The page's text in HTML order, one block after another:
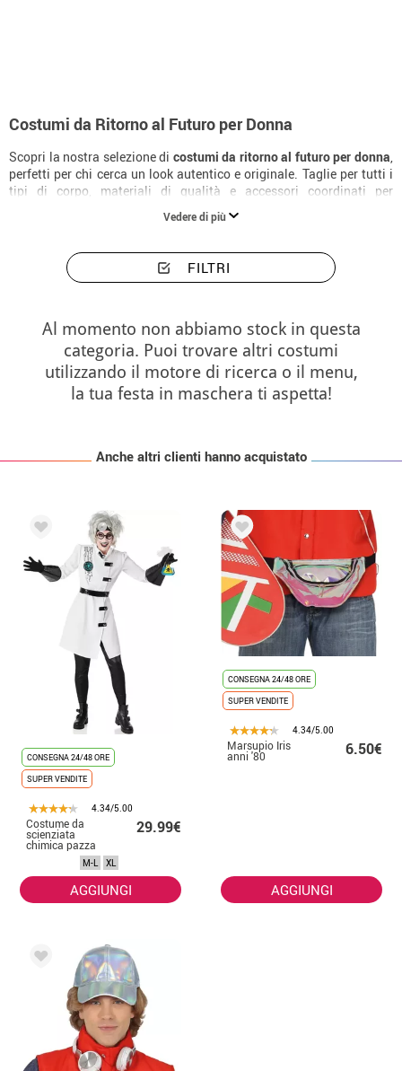
Costumi da Ritorno al Futuro per Donna
Scopri la nostra selezione di costumi da ritorno al futuro per donna,
perfetti per chi cerca un look autentico e originale. Taglie per tutti i
tipi di corpo, materiali di qualità e accessori coordinati per
completare il costume alla perfezione.
Vedere di più
FILTRI
Al momento non abbiamo stock in questa
categoria. Puoi trovare altri costumi
utilizzando il motore di ricerca o il menu,
la tua festa in maschera ti aspetta!
Anche altri clienti hanno acquistato
CONSEGNA 24/48 ORE
SUPER VENDITE
4.34/5.00
Costume da
scienziata
chimica pazza
per donna
29.99€
M-L XL
AGGIUNGI
CONSEGNA 24/48 ORE
SUPER VENDITE
4.34/5.00
Marsupio Iris
anni '80 6.50€
AGGIUNGI